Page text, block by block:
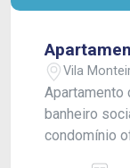
Vila
Apartamento
banheiro
condomínio